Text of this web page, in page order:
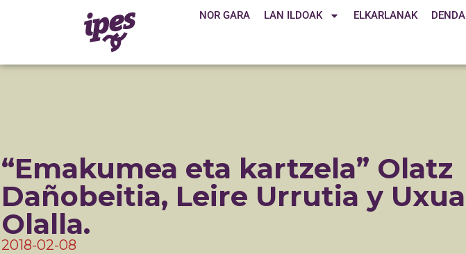
NOR GARA LAN ILDOAK ELKARLANAK DENDA
“Emakumea eta kartzela” Olatz
Dañobeitia, Leire Urrutia y Uxua
Olalla.
2018-02-08